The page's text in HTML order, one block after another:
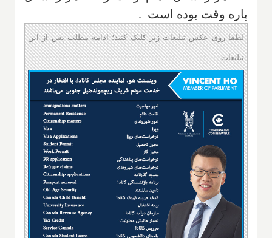
پاره وقت بوده است .
لطفا روی عکس تبلیغات زیر کلیک کنید؛ ادامه مطلب پس از این
تبلیغات